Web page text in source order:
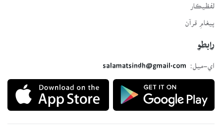
لفظيڪار
پيغامِ قرآن
رابطو
اي-ميل:
salamatsindh@gmail.com